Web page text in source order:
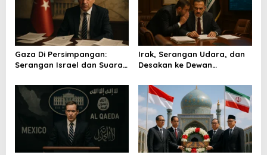
Gaza Di Persimpangan:
Serangan Israel dan Suara
Irak, Serangan Udara, dan
Desakan ke Dewan